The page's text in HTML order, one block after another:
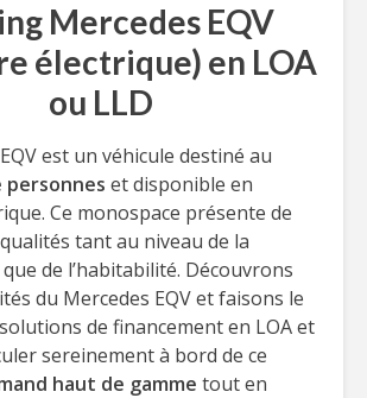
Mercedes EQV
électrique) en LOA
ou LLD
est un véhicule destiné au
et disponible en
Ce monospace présente de
tant au niveau de la
de l’habitabilité. Découvrons
du Mercedes EQV et faisons le
de financement en LOA et
sereinement à bord de ce
haut de gamme tout en